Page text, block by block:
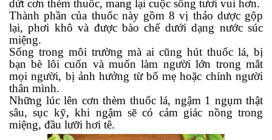
dứt cơn thèm thuốc, mang lại cuộc sống tươi vui hơn.
Thành phần của thuốc này gồm 8 vị thảo dược gộp
lại, phơi khô và được bào chế dưới dạng nước súc
miệng.
Sống trong môi trường mà ai cũng hút thuốc lá, bị
bạn bè lôi cuốn và muốn làm người lớn trong mắt
mọi người, bị ảnh hưởng từ bố mẹ hoặc chính người
thân mình.
Những lúc lên cơn thèm thuốc lá, ngậm 1 ngụm thật
sâu, sục kỹ, khi ngậm sẽ có cảm giác nồng trong
miệng, đầu lưỡi hơi tê.